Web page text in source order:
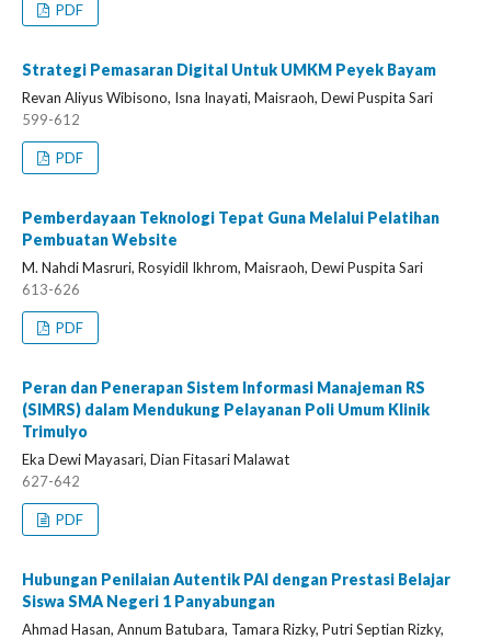
PDF
Strategi Pemasaran Digital Untuk UMKM Peyek Bayam
Revan Aliyus Wibisono, Isna Inayati, Maisraoh, Dewi Puspita Sari
599-612
PDF
Pemberdayaan Teknologi Tepat Guna Melalui Pelatihan
Pembuatan Website
M. Nahdi Masruri, Rosyidil Ikhrom, Maisraoh, Dewi Puspita Sari
613-626
PDF
Peran dan Penerapan Sistem Informasi Manajeman RS
(SIMRS) dalam Mendukung Pelayanan Poli Umum Klinik
Trimulyo
Eka Dewi Mayasari, Dian Fitasari Malawat
627-642
PDF
Hubungan Penilaian Autentik PAI dengan Prestasi Belajar
Siswa SMA Negeri 1 Panyabungan
Ahmad Hasan, Annum Batubara, Tamara Rizky, Putri Septian Rizky,